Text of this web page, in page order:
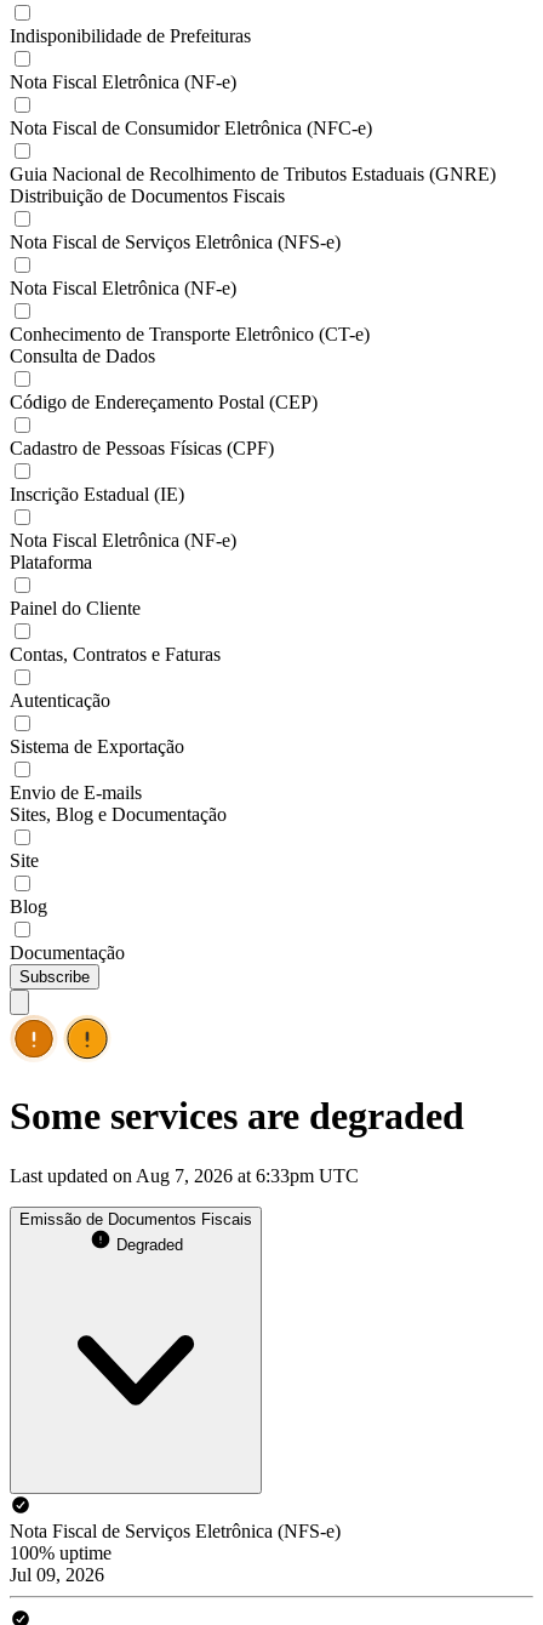
Indisponibilidade de Prefeituras
Nota Fiscal Eletrônica (NF-e)
Nota Fiscal de Consumidor Eletrônica (NFC-e)
Guia Nacional de Recolhimento de Tributos Estaduais (GNRE)
Distribuição de Documentos Fiscais
Nota Fiscal de Serviços Eletrônica (NFS-e)
Nota Fiscal Eletrônica (NF-e)
Conhecimento de Transporte Eletrônico (CT-e)
Consulta de Dados
Código de Endereçamento Postal (CEP)
Cadastro de Pessoas Físicas (CPF)
Inscrição Estadual (IE)
Nota Fiscal Eletrônica (NF-e)
Plataforma
Painel do Cliente
Contas, Contratos e Faturas
Autenticação
Sistema de Exportação
Envio de E-mails
Sites, Blog e Documentação
Site
Blog
Documentação
Subscribe
Some services are degraded
Last updated on Aug 7, 2026 at 6:33pm UTC
Emissão de Documentos Fiscais
Degraded
Nota Fiscal de Serviços Eletrônica (NFS-e)
100% uptime
Jul 09, 2026